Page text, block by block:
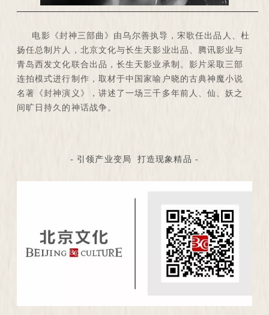
电影《封神三部曲》由乌尔善执导，宋歌任出品人、杜
扬任总制片人，北京文化与长生天影业出品、腾讯影业与
青岛西发文化联合出品，长生天影业承制。影片采取三部
连拍模式进行制作，取材于中国家喻户晓的古典神魔小说
名著《封神演义》，讲述了一场三千多年前人、仙、妖之
间旷日持久的神话战争。
- 引领产业变局 打造现象精品 -